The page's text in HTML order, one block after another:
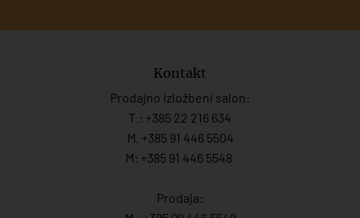
Kontakt
Prodajno izložbeni salon:
T.: +385 22 216 634
M. +385 91 446 5504
M: +385 91 446 5548
Prodaja: